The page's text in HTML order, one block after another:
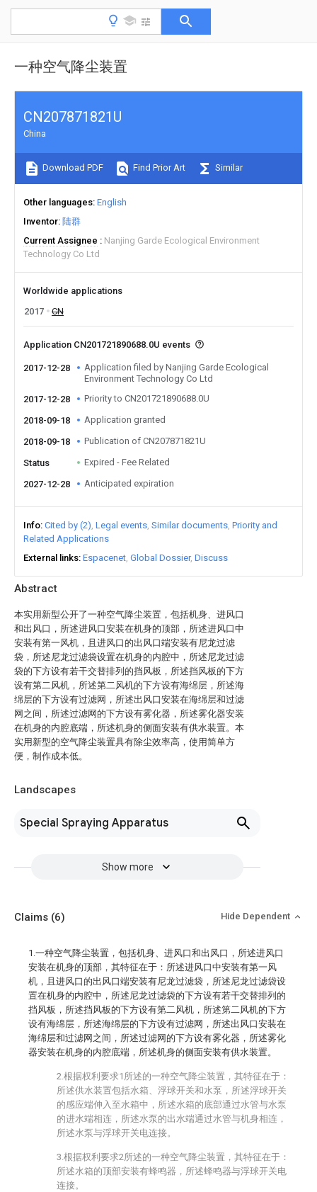
一种空气降尘装置
Abstract
本实用新型公开了一种空气降尘装置，包括机身、进风口
和出风口，所述进风口安装在机身的顶部，所述进风口中
安装有第一风机，且进风口的出风口端安装有尼龙过滤
袋，所述尼龙过滤袋设置在机身的内腔中，所述尼龙过滤
袋的下方设有若干交替排列的挡风板，所述挡风板的下方
设有第二风机，所述第二风机的下方设有海绵层，所述海
绵层的下方设有过滤网，所述出风口安装在海绵层和过滤
网之间，所述过滤网的下方设有雾化器，所述雾化器安装
在机身的内腔底端，所述机身的侧面安装有供水装置。本
实用新型的空气降尘装置具有除尘效率高，使用简单方
便，制作成本低。
Landscapes
Special Spraying Apparatus
Show more
CN207871821U
China
Download PDF Find Prior Art Similar
Other languages English
Inventor 陆群
Current Assignee
Nanjing Garde Ecological Environment
Technology Co Ltd
Worldwide applications
2017
CN
Application CN201721890688.0U events
2017-12-28
Application filed by Nanjing Garde Ecological
Environment Technology Co Ltd
2017-12-28
Priority to CN201721890688.0U
2018-09-18 Application granted
2018-09-18 Publication of CN207871821U
Status Expired - Fee Related
2027-12-28 Anticipated expiration
Info Cited by (2) Legal events Similar documents Priority and
Related Applications
External links Espacenet Global Dossier Discuss
Claims (6) Hide Dependent
1.一种空气降尘装置，包括机身、进风口和出风口，所述进风口
安装在机身的顶部，其特征在于：所述进风口中安装有第一风
机，且进风口的出风口端安装有尼龙过滤袋，所述尼龙过滤袋设
置在机身的内腔中，所述尼龙过滤袋的下方设有若干交替排列的
挡风板，所述挡风板的下方设有第二风机，所述第二风机的下方
设有海绵层，所述海绵层的下方设有过滤网，所述出风口安装在
海绵层和过滤网之间，所述过滤网的下方设有雾化器，所述雾化
器安装在机身的内腔底端，所述机身的侧面安装有供水装置。
2.根据权利要求1所述的一种空气降尘装置，其特征在于：
所述供水装置包括水箱、浮球开关和水泵，所述浮球开关
的感应端伸入至水箱中，所述水箱的底部通过水管与水泵
的进水端相连，所述水泵的出水端通过水管与机身相连，
所述水泵与浮球开关电连接。
3.根据权利要求2所述的一种空气降尘装置，其特征在于：
所述水箱的顶部安装有蜂鸣器，所述蜂鸣器与浮球开关电
连接。